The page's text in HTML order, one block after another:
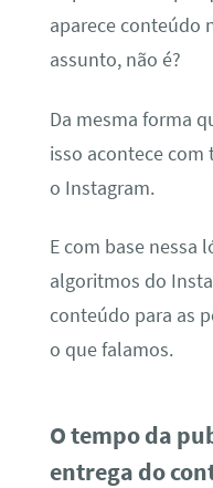
aparece conteúdo
assunto, não é?
Da mesma forma
isso acontece com
o Instagram.
E com base nessa
algoritmos do
conteúdo para as
o que falamos.
O tempo da
entrega do